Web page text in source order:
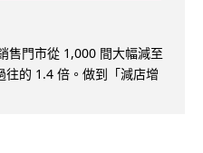
售門市從 1,000 間大幅減至
的 1.4 倍。做到「減店增